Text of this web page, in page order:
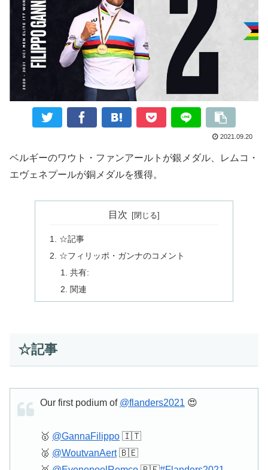
2021.09.20
ベルギーのワウト・ファンアールトが銀メダル、レムコ・
エヴェネプールが銅メダルを獲得。
目次
☆記事
☆フィリッポ・ガンナのコメント
共有:
関連
☆記事
Our first podium of @flanders2021 😍
🥇 @GannaFilippo 🇮🇹
🥈 @WoutvanAert🇧🇪